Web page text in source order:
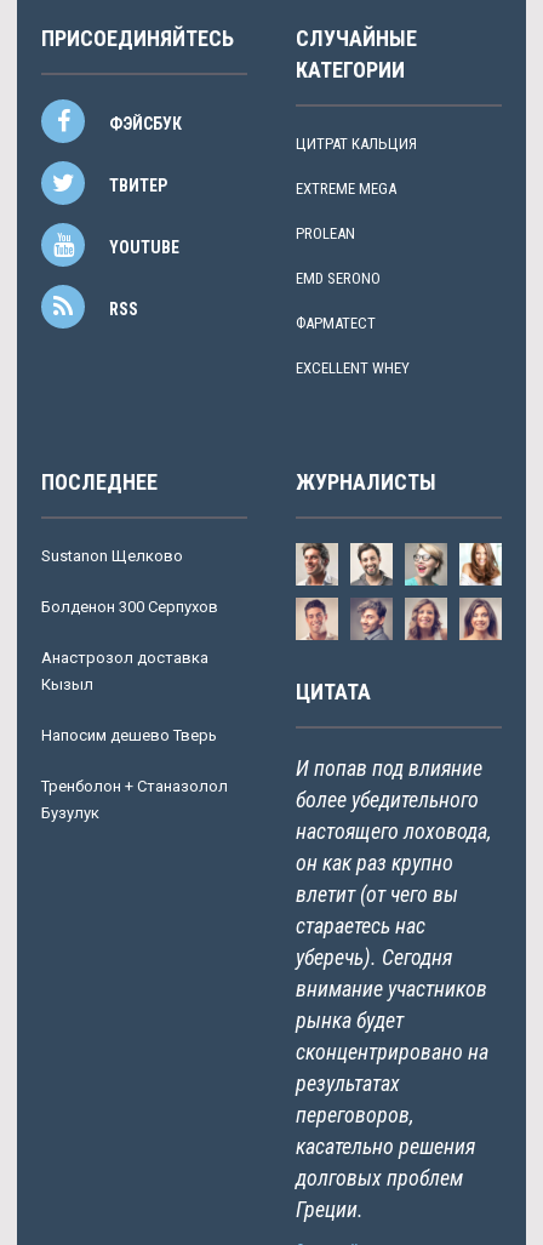
ПРИСОЕДИНЯЙТЕСЬ
ФЭЙСБУК
ТВИТЕР
YOUTUBE
RSS
СЛУЧАЙНЫЕ
КАТЕГОРИИ
ЦИТРАТ КАЛЬЦИЯ
EXTREME MEGA
PROLEAN
EMD SERONO
ФАРМАТЕСТ
EXCELLENT WHEY
ПОСЛЕДНЕЕ
Sustanon Щелково
Болденон 300 Серпухов
Анастрозол доставка
Кызыл
Напосим дешево Тверь
Тренболон + Станазолол
Бузулук
ЖУРНАЛИСТЫ
ЦИТАТА
И попав под влияние
более убедительного
настоящего лоховода,
он как раз крупно
влетит (от чего вы
стараетесь нас
уберечь). Сегодня
внимание участников
рынка будет
сконцентрировано на
результатах
переговоров,
касательно решения
долговых проблем
Греции.